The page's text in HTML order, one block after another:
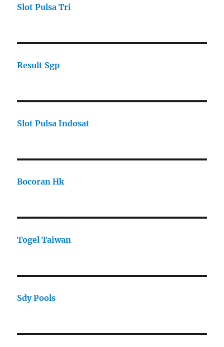
Slot Pulsa Tri
Result Sgp
Slot Pulsa Indosat
Bocoran Hk
Togel Taiwan
Sdy Pools